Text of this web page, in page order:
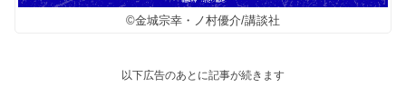
©金城宗幸・ノ村優介/講談社
以下広告のあとに記事が続きます